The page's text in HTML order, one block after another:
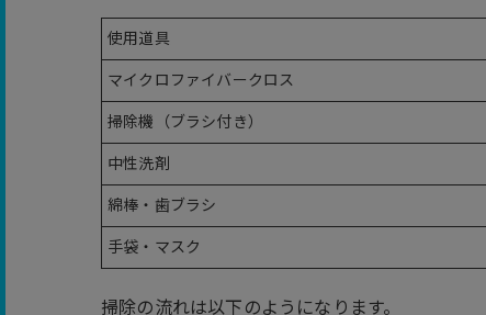
使用道具
マイクロファイバークロス
掃除機（ブラシ付き）
中性洗剤
綿棒・歯ブラシ
手袋・マスク
掃除の流れは以下のようになります。